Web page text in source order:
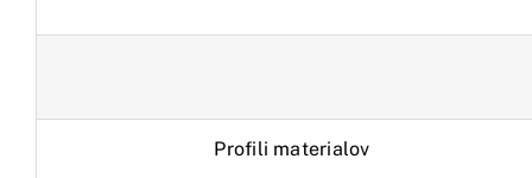
Profili materialov